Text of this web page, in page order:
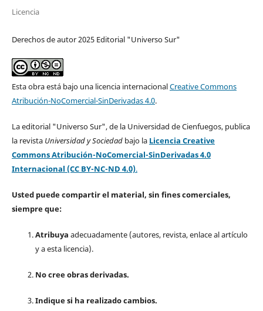
Licencia
Derechos de autor 2025 Editorial "Universo Sur"
Esta obra está bajo una licencia internacionalCreative Commons
Atribución-NoComercial-SinDerivadas 4.0.
La editorial "Universo Sur", de la Universidad de Cienfuegos, publica
la revista Universidad y Sociedad bajo la Licencia Creative
Commons Atribución-NoComercial-SinDerivadas 4.0
Internacional (CC BY-NC-ND 4.0).
Usted puede compartir el material, sin fines comerciales,
siempre que:
Atribuya adecuadamente (autores, revista, enlace al artículo
y a esta licencia).
No cree obras derivadas.
Indique si ha realizado cambios.